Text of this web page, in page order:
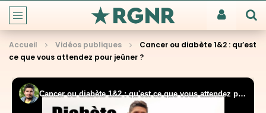
Accueil Vidéos publiques
Cancer ou diabète 1&2 : qu’est
ce que vous attendez pour jeûner ?